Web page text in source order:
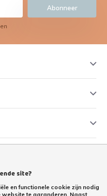
Abonneer
site?
en functionele cookie zijn nodig
te garanderen. Naast